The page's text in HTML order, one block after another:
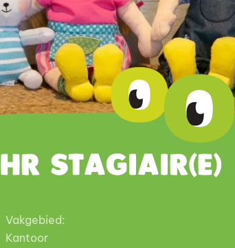
HR Stagiair(e)
Vakgebied:
Kantoor